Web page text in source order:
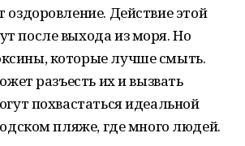
Действие этой
после выхода из моря. Но
которые лучше смыть.
разъесть их и вызвать
похвастаться идеальной
пляже, где много людей.